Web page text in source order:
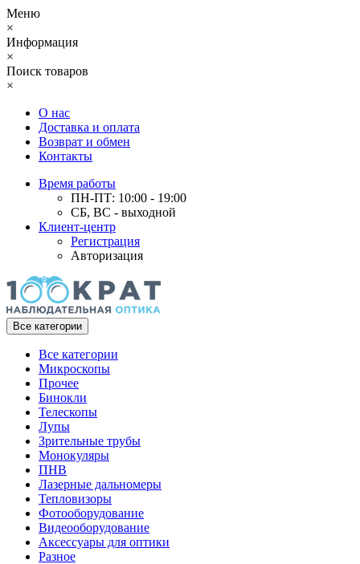
Меню
×
Информация
×
Поиск товаров
×
О нас
Доставка и оплата
Возврат и обмен
Контакты
Время работы
ПН-ПТ: 10:00 - 19:00
СБ, ВС - выходной
Клиент-центр
Регистрация
Авторизация
Все категории
Все категории
Микроскопы
Прочее
Бинокли
Телескопы
Лупы
Зрительные трубы
Монокуляры
ПНВ
Лазерные дальномеры
Тепловизоры
Фотооборудование
Видеооборудование
Аксессуары для оптики
Разное